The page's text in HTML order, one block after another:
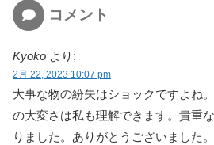
コメント
Kyoko より:
2月 22, 2023 10:07 pm
大事な物の紛失はショックですよね
の大変さは私も理解できます。貴重
りました。ありがとうございました